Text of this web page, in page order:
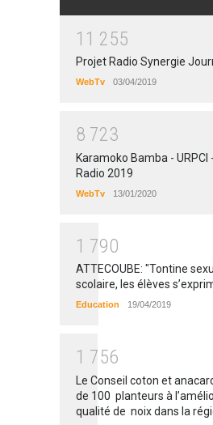
1 1 255
Projet Radio Synergie
WebTv 03/04/2019
8 723
Karamoko Bamba - URPCI
Radio 2019
WebTv 13/01/2020
1 790
ATTECOUBE: "Tontine
scolaire, les élèves
Education 19/04/2019
1 756
Le Conseil coton et
de 100 planteurs à
qualité de noix dans la